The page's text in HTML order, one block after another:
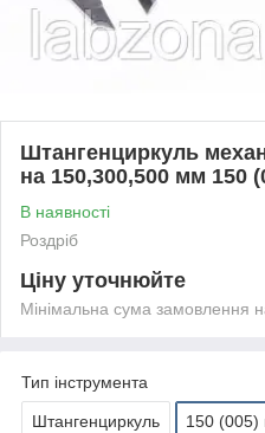
Штангенциркуль
на 150,300,500 мм 150
В наявності
Роздріб
Ціну уточнюйте
Мінімальна сума замовлення
Тип інструмента
Штангенциркуль 150